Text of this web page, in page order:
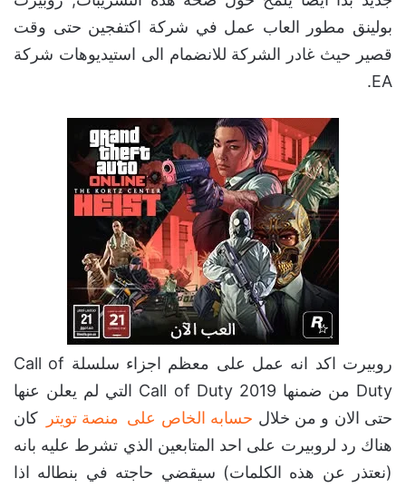
بولينق مطور العاب عمل في شركة اكتفجين حتى وقت
قصير حيث غادر الشركة للانضمام الى استيديوهات شركة
EA.
روبيرت اكد انه عمل على معظم اجزاء سلسلة Call of
Duty من ضمنها Call of Duty 2019 التي لم يعلن عنها
حتى الان و من خلال حسابه الخاص على منصة تويتر
كان
هناك رد لروبيرت على احد المتابعين الذي تشرط عليه بانه
(نعتذر عن هذه الكلمات) سيقضي حاجته في بنطاله اذا